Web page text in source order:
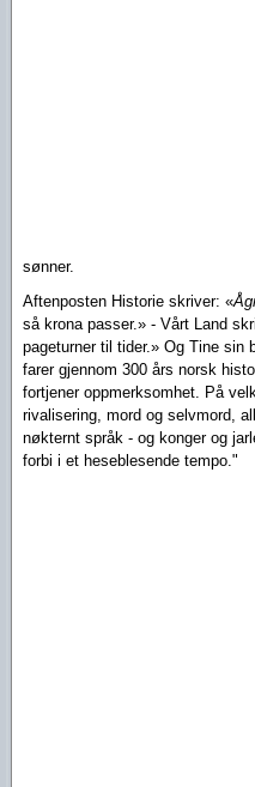
sønner.
Aftenposten Historie skriver: «
så krona passer.» - Vårt Land
pageturner til tider.» Og Tine sin
farer gjennom 300 års norsk
fortjener oppmerksomhet. På
rivalisering, mord og selvmord,
nøkternt språk - og konger og
forbi i et heseblesende tempo."